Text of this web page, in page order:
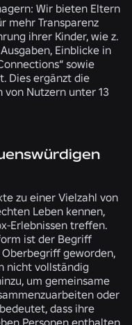
Wir bieten Eltern
mehr Transparenz
ihrer Kinder, wie z.
Einblicke in
sowie
Dies ergänzt die
von Nutzern unter 13
zu einer Vielzahl von
Leben kennen,
Erlebnissen treffen.
ist der Begriff
Oberbegriff geworden,
nicht vollständig
um gemeinsame
oder
dass ihre
Personen enthalten